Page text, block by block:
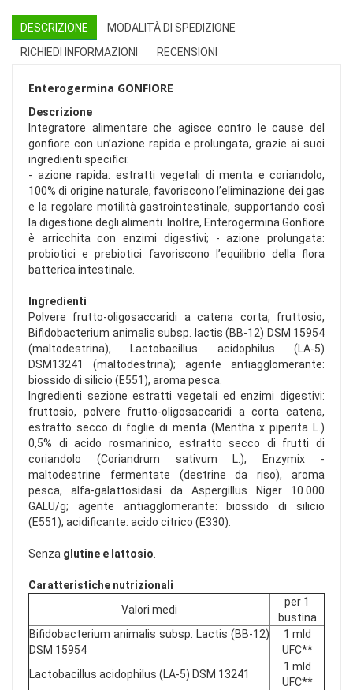
DESCRIZIONE
MODALITÀ DI SPEDIZIONE
RICHIEDI INFORMAZIONI
RECENSIONI
Enterogermina GONFIORE
Descrizione
Integratore alimentare che agisce contro le cause del
gonfiore con un’azione rapida e prolungata, grazie ai suoi
ingredienti specifici:
- azione rapida: estratti vegetali di menta e coriandolo,
100% di origine naturale, favoriscono l’eliminazione dei gas
e la regolare motilità gastrointestinale, supportando così
la digestione degli alimenti. Inoltre, Enterogermina Gonfiore
è arricchita con enzimi digestivi; - azione prolungata:
probiotici e prebiotici favoriscono l’equilibrio della flora
batterica intestinale.
Ingredienti
Polvere frutto-oligosaccaridi a catena corta, fruttosio,
Bifidobacterium animalis subsp. lactis (BB-12) DSM 15954
(maltodestrina), Lactobacillus acidophilus (LA-5)
DSM13241 (maltodestrina); agente antiagglomerante:
biossido di silicio (E551), aroma pesca.
Ingredienti sezione estratti vegetali ed enzimi digestivi:
fruttosio, polvere frutto-oligosaccaridi a corta catena,
estratto secco di foglie di menta (Mentha x piperita L.)
0,5% di acido rosmarinico, estratto secco di frutti di
coriandolo (Coriandrum sativum L.), Enzymix -
maltodestrine fermentate (destrine da riso), aroma
pesca, alfa-galattosidasi da Aspergillus Niger 10.000
GALU/g; agente antiagglomerante: biossido di silicio
(E551); acidificante: acido citrico (E330).
Senza glutine e lattosio.
Caratteristiche nutrizionali
Valori medi
per 1
bustina
Bifidobacterium animalis subsp. Lactis (BB-12)
DSM 15954
1 mld
UFC**
Lactobacillus acidophilus (LA-5) DSM 13241
1 mld
UFC**